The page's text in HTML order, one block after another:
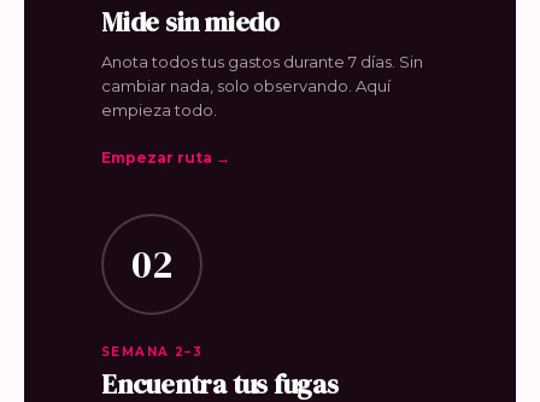
Mide sin miedo
Anota todos tus gastos durante 7 días. Sin
cambiar nada, solo observando. Aquí
empieza todo.
Empezar ruta →
02
SEMANA 2–3
Encuentra tus fugas